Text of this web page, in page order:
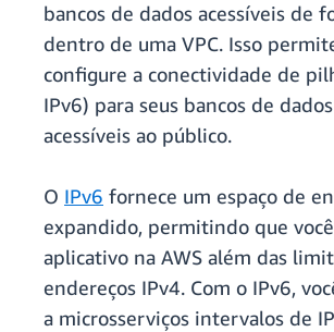
bancos de dados acessíveis de
dentro de uma VPC. Isso
configure a conectividade de
IPv6) para seus bancos de
acessíveis ao público.
O IPv6 fornece um espaço de
expandido, permitindo que você
aplicativo na AWS além das
endereços IPv4. Com o IPv6,
a microsserviços intervalos de